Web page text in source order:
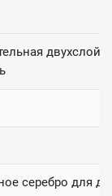
серебро для